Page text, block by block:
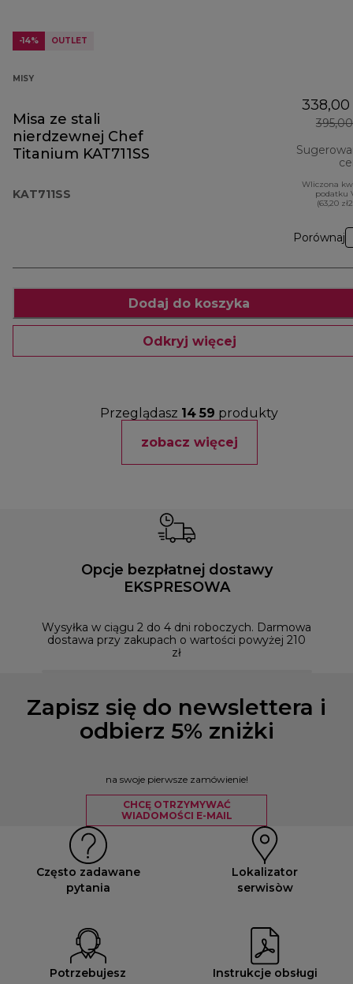
-14% OUTLET
MISY
Misa ze stali
nierdzewnej Chef
Titanium KAT711SS
KAT711SS
338,00
395,00
Wliczona
podatku
(63,20
Porównaj
Dodaj do koszyka
Odkryj więcej
Przeglądasz 14 59 produkty
zobacz więcej
Opcje bezpłatnej dostawy
EKSPRESOWA
Wysyłka w ciągu 2 do 4 dni roboczych. Darmowa
dostawa przy zakupach o wartości powyżej 210
zł
Zapisz się do newslettera i
odbierz 5% zniżki
na swoje pierwsze zamówienie!
CHCĘ OTRZYMYWAĆ
WIADOMOŚCI E-MAIL
Często zadawane
pytania
Lokalizator
serwisòw
Potrzebujesz
Instrukcje obsługi